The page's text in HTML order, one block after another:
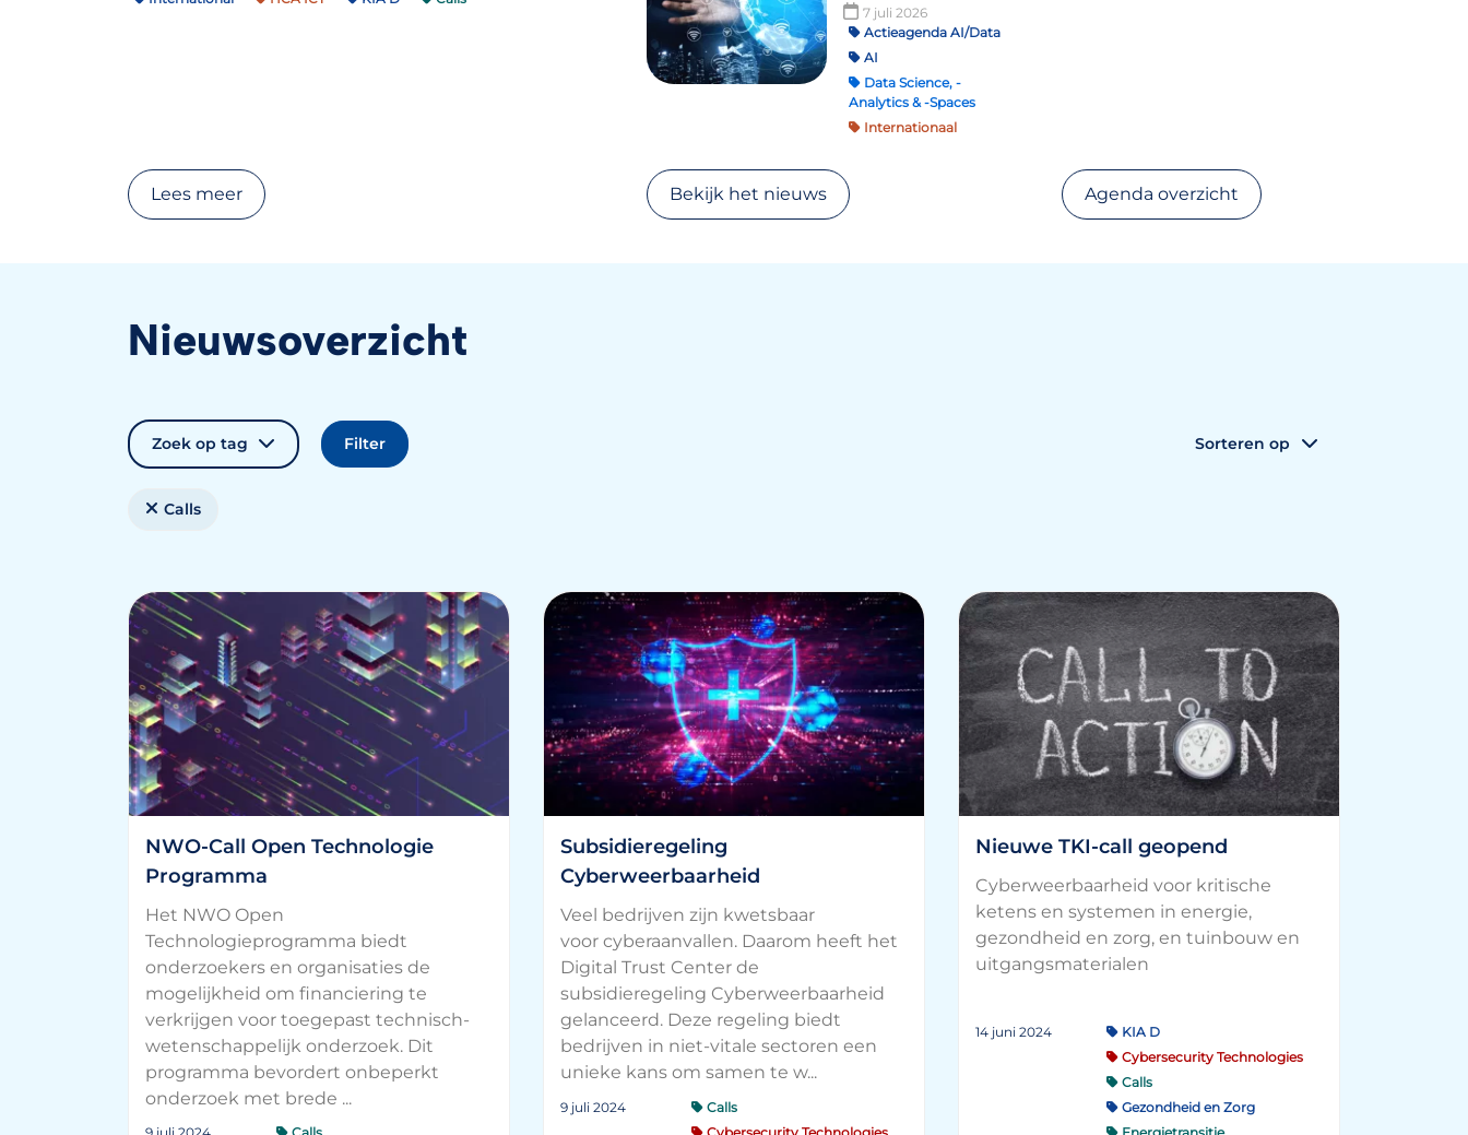
Lees meer
7 juli 2026
Actieagenda AI/Data
AI
Data Science, -
Analytics & -Spaces
Internationaal
Bekijk het nieuws Agenda overzicht
Nieuwsoverzicht
Zoek op tag Sorteren op
Calls
NWO-Call Open Technologie
Programma
Het NWO Open
Technologieprogramma biedt
onderzoekers en organisaties de
mogelijkheid om financiering te
verkrijgen voor toegepast technisch-
wetenschappelijk onderzoek. Dit
programma bevordert onbeperkt
onderzoek met brede ...
Subsidieregeling
Cyberweerbaarheid
Veel bedrijven zijn kwetsbaar
voor cyberaanvallen. Daarom heeft het
Digital Trust Center de
subsidieregeling Cyberweerbaarheid
gelanceerd. Deze regeling biedt
bedrijven in niet-vitale sectoren een
unieke kans om samen te w...
9 juli 2024
Calls
Nieuwe TKI-call geopend
Cyberweerbaarheid voor kritische
ketens en systemen in energie,
gezondheid en zorg, en tuinbouw en
uitgangsmaterialen
14 juni 2024
KIA D
Cybersecurity Technologies
Calls
Gezondheid en Zorg